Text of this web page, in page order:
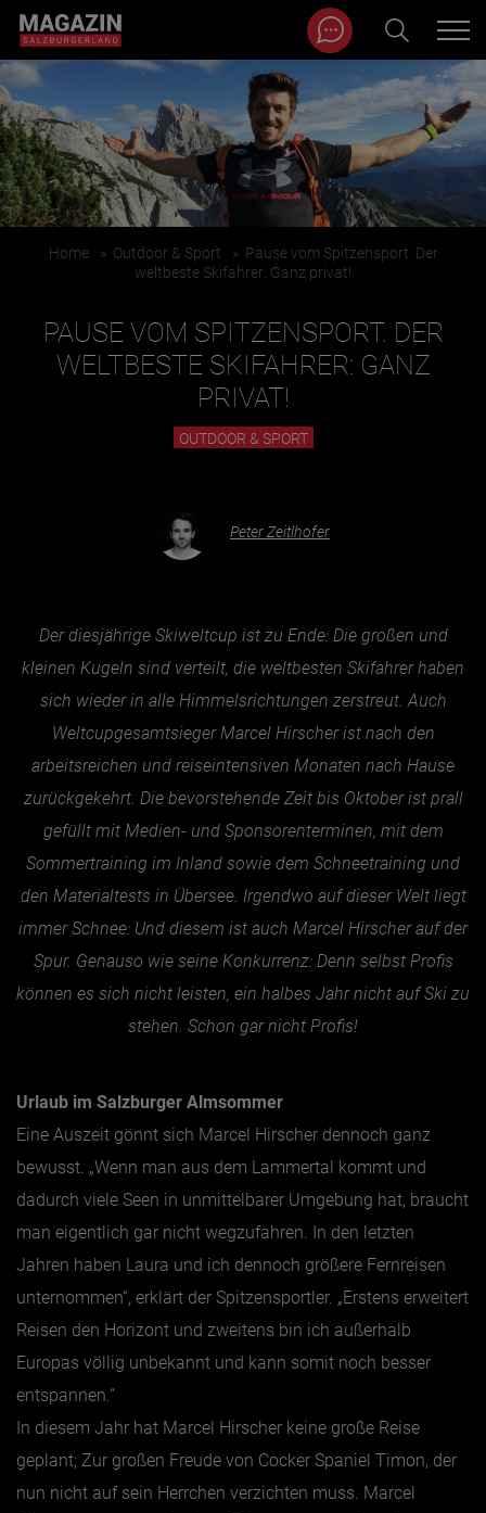
Zum Inhalt springen
BEITRÄGE IN MEINER NÄHE
BEITRÄGE IN MEINER NÄHE ANZEIGEN
Nachhaltigkeit
Sehenswürdig
Kunst & Kultur
Brauchtum
Lifestyle
Hotel & Reise
BEITRÄGE NACH MONAT
März
April
Mai
Juni
September
Oktober
November
Dezember
Magazin durchsuchen...
Home » Outdoor & Sport » Pause vom Spitzensport. Der
weltbeste Skifahrer: Ganz privat!
PAUSE VOM SPITZENSPORT. DER
WELTBESTE SKIFAHRER: GANZ
PRIVAT!
OUTDOOR & SPORT
Peter Zeitlhofer
Der diesjährige Skiweltcup ist zu Ende: Die großen und
kleinen Kugeln sind verteilt, die weltbesten Skifahrer haben
sich wieder in alle Himmelsrichtungen zerstreut. Auch
Weltcupgesamtsieger Marcel Hirscher ist nach den
arbeitsreichen und reiseintensiven Monaten nach Hause
zurückgekehrt. Die bevorstehende Zeit bis Oktober ist prall
gefüllt mit Medien- und Sponsorenterminen, mit dem
Sommertraining im Inland sowie dem Schneetraining und
den Materialtests in Übersee. Irgendwo auf dieser Welt liegt
immer Schnee: Und diesem ist auch Marcel Hirscher auf der
Spur. Genauso wie seine Konkurrenz: Denn selbst Profis
können es sich nicht leisten, ein halbes Jahr nicht auf Ski zu
stehen. Schon gar nicht Profis!
Urlaub im Salzburger Almsommer
Eine Auszeit gönnt sich Marcel Hirscher dennoch ganz
bewusst. „Wenn man aus dem Lammertal kommt und
dadurch viele Seen in unmittelbarer Umgebung hat, braucht
man eigentlich gar nicht wegzufahren. In den letzten
Jahren haben Laura und ich dennoch größere Fernreisen
unternommen“, erklärt der Spitzensportler. „Erstens erweitert
Reisen den Horizont und zweitens bin ich außerhalb
Europas völlig unbekannt und kann somit noch besser
entspannen.“
In diesem Jahr hat Marcel Hirscher keine große Reise
geplant; Zur großen Freude von Cocker Spaniel Timon, der
nun nicht auf sein Herrchen verzichten muss. Marcel